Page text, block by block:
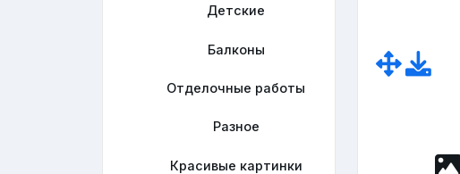
Детские
Балконы
Отделочные работы
Разное
Красивые картинки